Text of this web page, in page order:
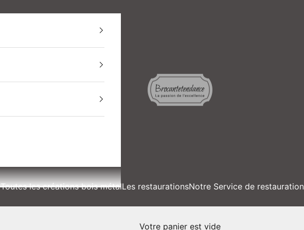
BROCANTETENDANCE
Toutes les créations bois métalLes restaurationsNotre Service de restauration
Votre panier est vide